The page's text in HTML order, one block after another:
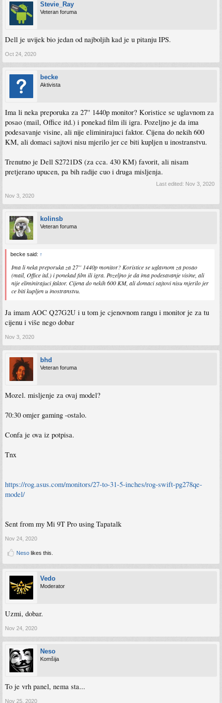
Stevie_Ray
Veteran foruma
Dell je uvijek bio jedan od najboljih kad je u pitanju IPS.
Oct 24, 2020
becke
Aktivista
Ima li neka preporuka za 27'' 1440p monitor? Koristice se uglavnom za
posao (mail, Office itd.) i ponekad film ili igra. Pozeljno je da ima
podesavanje visine, ali nije eliminirajuci faktor. Cijena do nekih 600
KM, ali domaci sajtovi nisu mjerilo jer ce biti kupljen u inostranstvu.
Trenutno je Dell S2721DS (za cca. 430 KM) favorit, ali nisam
pretjerano upucen, pa bih radije cuo i druga misljenja.
Last edited: Nov 3, 2020
Nov 3, 2020
kolinsb
Veteran foruma
becke said: ↑
Ima li neka preporuka za 27'' 1440p monitor? Koristice se uglavnom za posao
(mail, Office itd.) i ponekad film ili igra. Pozeljno je da ima podesavanje visine, ali
nije eliminirajuci faktor. Cijena do nekih 600 KM, ali domaci sajtovi nisu mjerilo jer
ce biti kupljen u inostranstvu.
Ja imam AOC Q27G2U i u tom je cjenovnom rangu i monitor je za tu
cijenu i više nego dobar
Nov 3, 2020
bhd
Veteran foruma
Mozel. misljenje za ovaj model?
70:30 omjer gaming -ostalo.
Confa je ova iz potpisa.
Tnx
https://rog.asus.com/monitors/27-to-31-5-inches/rog-swift-pg278qe-
model/
Sent from my Mi 9T Pro using Tapatalk
Nov 24, 2020
Neso likes this.
Vedo
Moderator
Uzmi, dobar.
Nov 24, 2020
Neso
Komšija
To je vrh panel, nema sta...
Nov 25, 2020